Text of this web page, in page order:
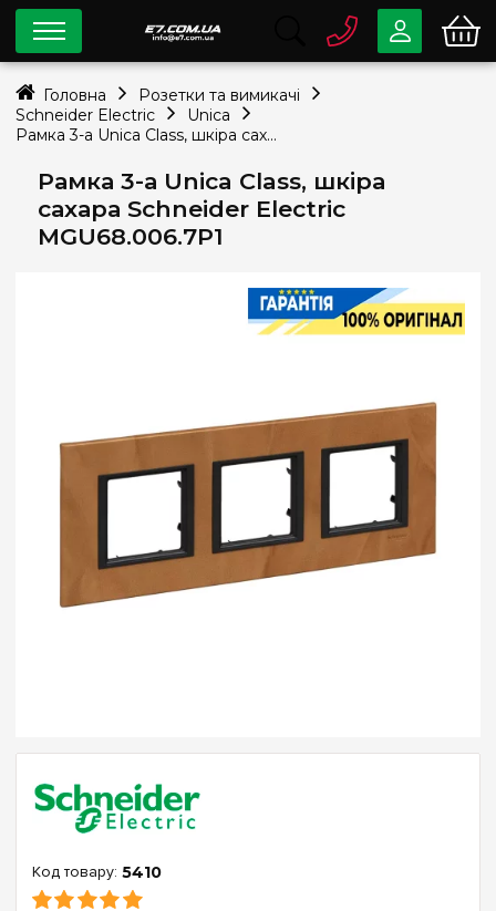
Рамка 3-а Unica Class, шкіра
сахара Schneider Electric
MGU68.006.7P1
5410
0 80033-63-07
info@e7.com.ua
334-79-78
Viber Telegram
Головна
Розетки та вимикачі
Schneider Electric
Unica
Рамка 3-а Unica Class, шкіра сахара Schneider Electric MGU68.006.7P1